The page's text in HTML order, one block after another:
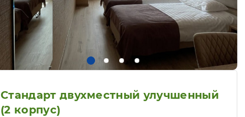
Стандарт двухместный улучшенный
(2 корпус)